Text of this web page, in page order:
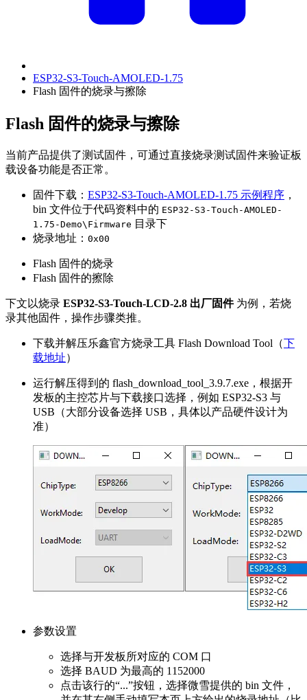
ESP32-S3-Touch-AMOLED-1.75
Flash 固件的烧录与擦除
Flash 固件的烧录与擦除
当前产品提供了测试固件，可通过直接烧录测试固件来验证板
载设备功能是否正常。
固件下载： ESP32-S3-Touch-AMOLED-1.75 示例程序 ，
bin 文件位于代码资料中的 ESP32-S3-Touch-AMOLED-
1.75-Demo\Firmware 目录下
烧录地址： 0x00
Flash 固件的烧录
Flash 固件的擦除
下文以烧录 ESP32-S3-Touch-LCD-2.8 出厂固件为例，若烧
录其他固件，操作步骤类推。
下载并解压乐鑫官方烧录工具 Flash Download Tool（下
载地址）
运行解压得到的 flash_download_tool_3.9.7.exe，根据开
发板的主控芯片与下载接口选择，例如 ESP32-S3 与
USB（大部分设备选择 USB，具体以产品硬件设计为
准）
参数设置
选择与开发板所对应的 COM 口
选择 BAUD 为最高的 1152000
点击该行的“...”按钮，选择微雪提供的 bin 文件，